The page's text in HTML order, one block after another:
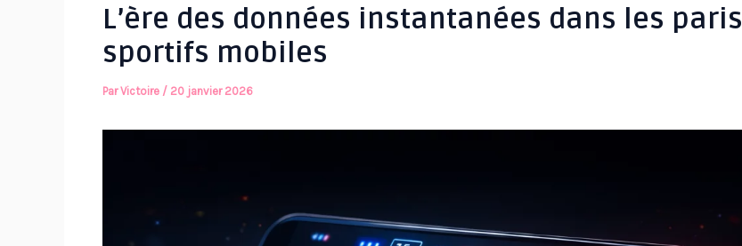
L’ère des données instantanées dans les paris
sportifs mobiles
ParVictoire / 20 janvier 2026